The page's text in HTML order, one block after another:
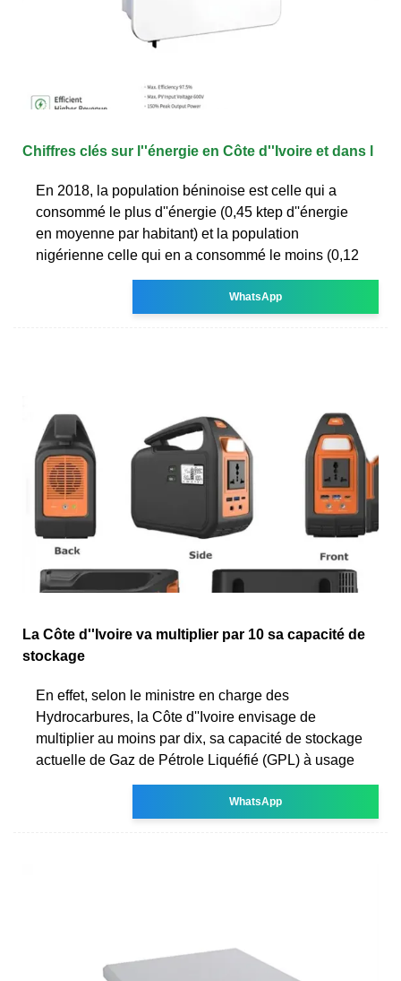
Chiffres clés sur l''énergie en Côte d''Ivoire et dans l
En 2018, la population béninoise est celle qui a
consommé le plus d''énergie (0,45 ktep d''énergie
en moyenne par habitant) et la population
nigérienne celle qui en a consommé le moins (0,12
WhatsApp
La Côte d''Ivoire va multiplier par 10 sa capacité de
stockage
En effet, selon le ministre en charge des
Hydrocarbures, la Côte d''Ivoire envisage de
multiplier au moins par dix, sa capacité de stockage
actuelle de Gaz de Pétrole Liquéfié (GPL) à usage
WhatsApp